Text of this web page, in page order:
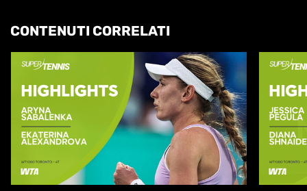
CONTENUTI CORRELATI